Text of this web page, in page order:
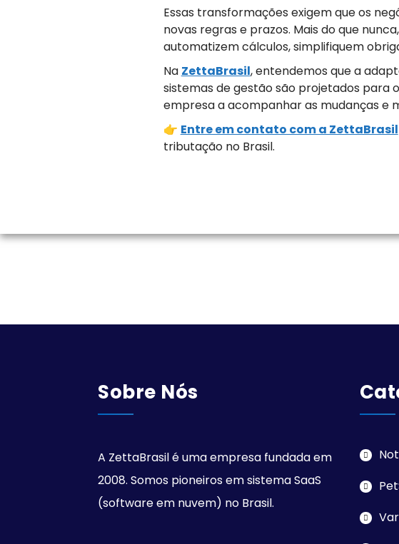
Essas transformações exigem que os
novas regras e prazos. Mais do que
automatizem cálculos, simplifiquem
Na ZettaBrasil, entendemos que a
sistemas de gestão são projetados para
empresa a acompanhar as mudanças e
👉 Entre em contato com a ZettaBrasil
tributação no Brasil.
Sobre Nós
A ZettaBrasil é uma empresa fundada em
2008. Somos pioneiros em sistema SaaS
(software em nuvem) no Brasil.